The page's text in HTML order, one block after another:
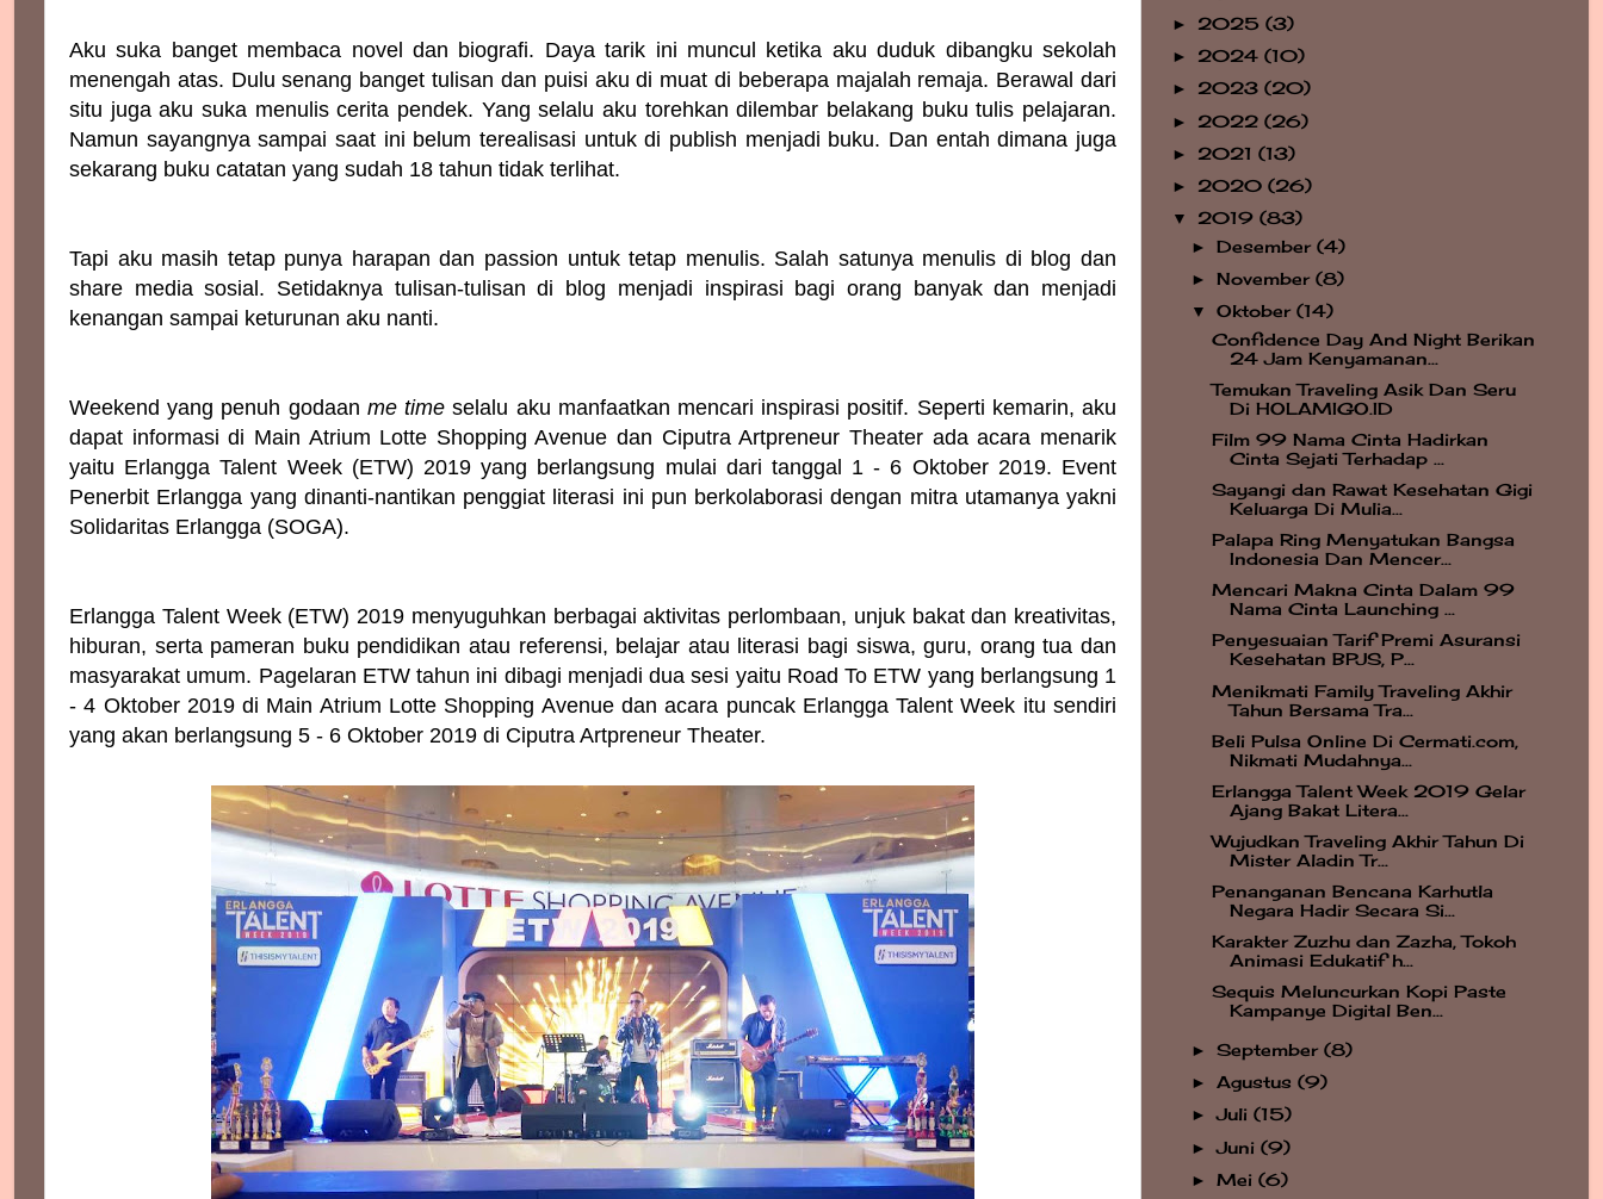
Aku suka banget membaca novel dan biografi. Daya tarik ini muncul ketika aku duduk dibangku sekolah
menengah atas. Dulu senang banget tulisan dan puisi aku di muat di beberapa majalah remaja. Berawal dari
situ juga aku suka menulis cerita pendek. Yang selalu aku torehkan dilembar belakang buku tulis pelajaran.
Namun sayangnya sampai saat ini belum terealisasi untuk di publish menjadi buku. Dan entah dimana juga
sekarang buku catatan yang sudah 18 tahun tidak terlihat.
Tapi aku masih tetap punya harapan dan passion untuk tetap menulis. Salah satunya menulis di blog dan
share media sosial. Setidaknya tulisan-tulisan di blog menjadi inspirasi bagi orang banyak dan menjadi
kenangan sampai keturunan aku nanti.
Weekend yang penuh godaan me time selalu aku manfaatkan mencari inspirasi positif. Seperti kemarin, aku
dapat informasi di Main Atrium Lotte Shopping Avenue dan Ciputra Artpreneur Theater ada acara menarik
yaitu Erlangga Talent Week (ETW) 2019 yang berlangsung mulai dari tanggal 1 - 6 Oktober 2019. Event
Penerbit Erlangga yang dinanti-nantikan penggiat literasi ini pun berkolaborasi dengan mitra utamanya yakni
Solidaritas Erlangga (SOGA).
Erlangga Talent Week (ETW) 2019 menyuguhkan berbagai aktivitas perlombaan, unjuk bakat dan kreativitas,
hiburan, serta pameran buku pendidikan atau referensi, belajar atau literasi bagi siswa, guru, orang tua dan
masyarakat umum. Pagelaran ETW tahun ini dibagi menjadi dua sesi yaitu Road To ETW yang berlangsung 1
- 4 Oktober 2019 di Main Atrium Lotte Shopping Avenue dan acara puncak Erlangga Talent Week itu sendiri
yang akan berlangsung 5 - 6 Oktober 2019 di Ciputra Artpreneur Theater.
► 2025 (3)
► 2024 (10)
► 2023 (20)
► 2022 (26)
► 2021 (13)
► 2020 (26)
▼ 2019 (83)
►Desember(4)
►November(8)
▼Oktober(14)
Confidence Day And Night Berikan
24 Jam Kenyamanan...
Temukan Traveling Asik Dan Seru
Di HOLAMIGO.ID
Film 99 Nama Cinta Hadirkan
Cinta Sejati Terhadap ...
Sayangi dan Rawat Kesehatan Gigi
Keluarga Di Mulia...
Palapa Ring Menyatukan Bangsa
Indonesia Dan Mencer...
Mencari Makna Cinta Dalam 99
Nama Cinta Launching ...
Penyesuaian Tarif Premi Asuransi
Kesehatan BPJS, P...
Menikmati Family Traveling Akhir
Tahun Bersama Tra...
Beli Pulsa Online Di Cermati.com,
Nikmati Mudahnya...
Erlangga Talent Week 2019 Gelar
Ajang Bakat Litera...
Wujudkan Traveling Akhir Tahun Di
Mister Aladin Tr...
Penanganan Bencana Karhutla
Negara Hadir Secara Si...
Karakter Zuzhu dan Zazha, Tokoh
Animasi Edukatif h...
Sequis Meluncurkan Kopi Paste
Kampanye Digital Ben...
►September(8)
►Agustus(9)
►Juli(15)
►Juni(9)
►Mei(6)